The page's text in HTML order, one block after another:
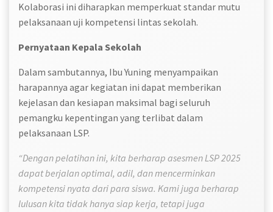
Kolaborasi ini diharapkan memperkuat standar mutu
pelaksanaan uji kompetensi lintas sekolah.
Pernyataan Kepala Sekolah
Dalam sambutannya, Ibu Yuning menyampaikan
harapannya agar kegiatan ini dapat memberikan
kejelasan dan kesiapan maksimal bagi seluruh
pemangku kepentingan yang terlibat dalam
pelaksanaan LSP.
“Dengan pelatihan ini, kita berharap asesmen LSP 2025
dapat berjalan optimal, adil, dan mencerminkan
kompetensi nyata dari para siswa. Kami juga berharap
lulusan kita tidak hanya siap kerja, tetapi juga